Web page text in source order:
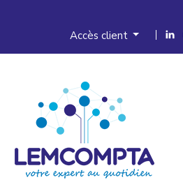
Accès client